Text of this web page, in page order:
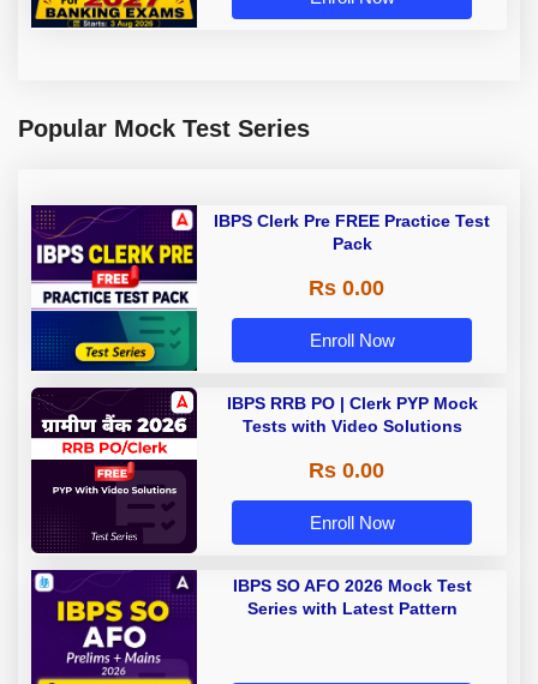
Popular Mock Test Series
IBPS Clerk Pre FREE Practice Test
Pack
Rs 0.00
Enroll Now
IBPS RRB PO | Clerk PYP Mock
Tests with Video Solutions
Rs 0.00
Enroll Now
IBPS SO AFO 2026 Mock Test
Series with Latest Pattern